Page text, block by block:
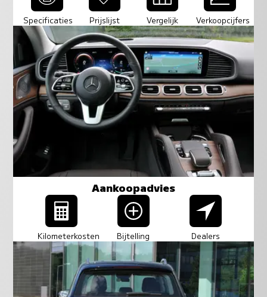
Specificaties Prijslijst Vergelijk Verkoopcijfers
Aankoopadvies
Kilometerkosten Bijtelling Dealers